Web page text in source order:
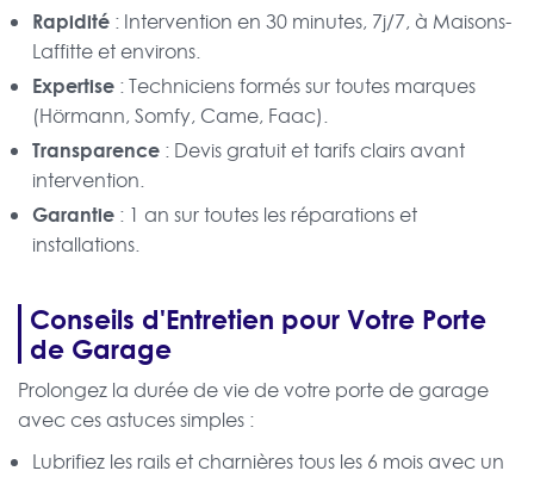
Rapidité : Intervention en 30 minutes, 7j/7, à Maisons-
Laffitte et environs.
Expertise : Techniciens formés sur toutes marques
(Hörmann, Somfy, Came, Faac).
Transparence : Devis gratuit et tarifs clairs avant
intervention.
Garantie : 1 an sur toutes les réparations et
installations.
Conseils d'Entretien pour Votre Porte
de Garage
Prolongez la durée de vie de votre porte de garage
avec ces astuces simples :
Lubrifiez les rails et charnières tous les 6 mois avec un